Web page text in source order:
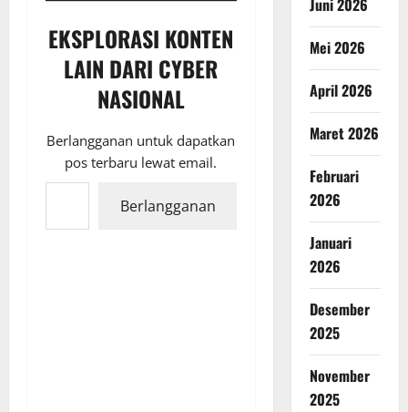
EKSPLORASI KONTEN
LAIN DARI CYBER
NASIONAL
Berlangganan untuk dapatkan
pos terbaru lewat email.
Ketikkan email Anda...
Berlangganan
Juni 2026
Mei 2026
April 2026
Maret 2026
Februari
2026
Januari
2026
Desember
2025
November
2025